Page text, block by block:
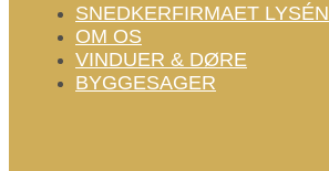
SNEDKERFIRMAET LYSÉN
OM OS
VINDUER & DØRE
BYGGESAGER